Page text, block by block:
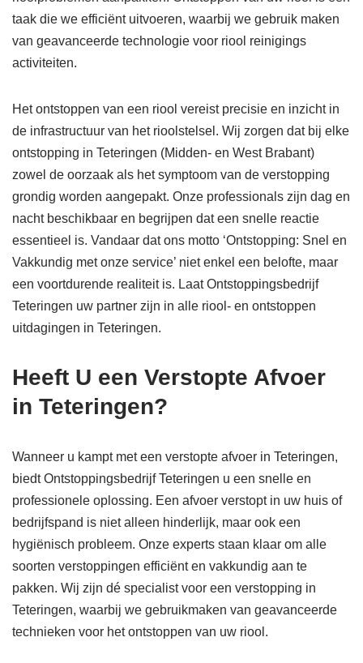
taak die we efficiënt uitvoeren, waarbij we gebruik maken
van geavanceerde technologie voor riool reinigings
activiteiten.
Het ontstoppen van een riool vereist precisie en inzicht in
de infrastructuur van het rioolstelsel. Wij zorgen dat bij elke
ontstopping in Teteringen (Midden- en West Brabant)
zowel de oorzaak als het symptoom van de verstopping
grondig worden aangepakt. Onze professionals zijn dag en
nacht beschikbaar en begrijpen dat een snelle reactie
essentieel is. Vandaar dat ons motto ‘Ontstopping: Snel en
Vakkundig met onze service’ niet enkel een belofte, maar
een voortdurende realiteit is. Laat Ontstoppingsbedrijf
Teteringen uw partner zijn in alle riool- en ontstoppen
uitdagingen in Teteringen.
Heeft U een Verstopte Afvoer
in Teteringen?
Wanneer u kampt met een verstopte afvoer in Teteringen,
biedt Ontstoppingsbedrijf Teteringen u een snelle en
professionele oplossing. Een afvoer verstopt in uw huis of
bedrijfspand is niet alleen hinderlijk, maar ook een
hygiënisch probleem. Onze experts staan klaar om alle
soorten verstoppingen efficiënt en vakkundig aan te
pakken. Wij zijn dé specialist voor een verstopping in
Teteringen, waarbij we gebruikmaken van geavanceerde
technieken voor het ontstoppen van uw riool.